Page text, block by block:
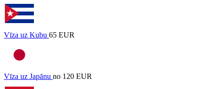
Vīza uz Kubu 65 EUR
Vīza uz Japānu no 120 EUR